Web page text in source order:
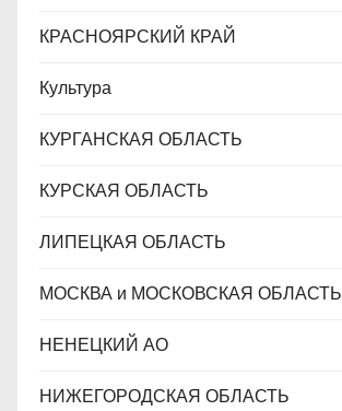
КРАСНОЯРСКИЙ КРАЙ
Культура
КУРГАНСКАЯ ОБЛАСТЬ
КУРСКАЯ ОБЛАСТЬ
ЛИПЕЦКАЯ ОБЛАСТЬ
МОСКВА и МОСКОВСКАЯ ОБЛАСТЬ
НЕНЕЦКИЙ АО
НИЖЕГОРОДСКАЯ ОБЛАСТЬ